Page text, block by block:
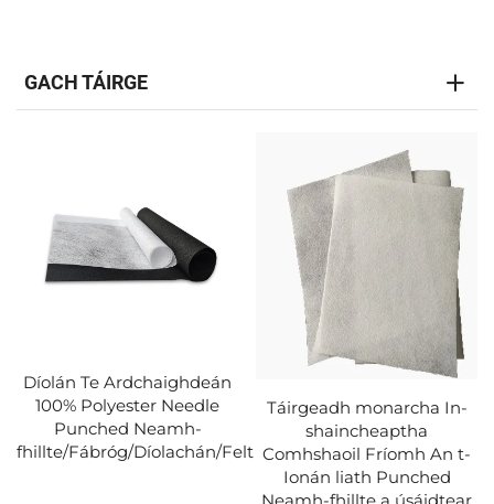
GACH TÁIRGE
Díolán Te Ardchaighdeán
100% Polyester Needle
Punched Neamh-
fhillte/Fábróg/Díolachán/Felt
Táirgeadh monarcha In-
shaincheaptha
Comhshaoil Fríomh An t-
Ionán liath Punched